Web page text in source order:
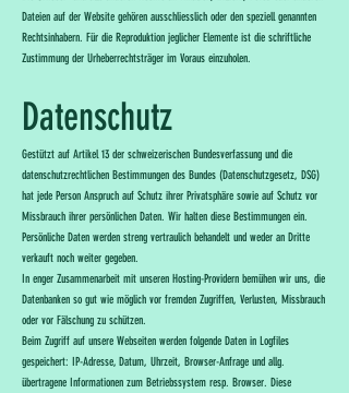
Dateien auf der Website gehören ausschliesslich oder den speziell genannten
Rechtsinhabern. Für die Reproduktion jeglicher Elemente ist die schriftliche
Zustimmung der Urheberrechtsträger im Voraus einzuholen.
Datenschutz
Gestützt auf Artikel 13 der schweizerischen Bundesverfassung und die
datenschutzrechtlichen Bestimmungen des Bundes (Datenschutzgesetz, DSG)
hat jede Person Anspruch auf Schutz ihrer Privatsphäre sowie auf Schutz vor
Missbrauch ihrer persönlichen Daten. Wir halten diese Bestimmungen ein.
Persönliche Daten werden streng vertraulich behandelt und weder an Dritte
verkauft noch weiter gegeben.
In enger Zusammenarbeit mit unseren Hosting-Providern bemühen wir uns, die
Datenbanken so gut wie möglich vor fremden Zugriffen, Verlusten, Missbrauch
oder vor Fälschung zu schützen.
Beim Zugriff auf unsere Webseiten werden folgende Daten in Logfiles
gespeichert: IP-Adresse, Datum, Uhrzeit, Browser-Anfrage und allg.
übertragene Informationen zum Betriebssystem resp. Browser. Diese